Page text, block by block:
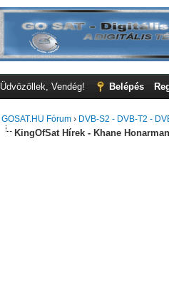
Üdvözöllek, Vendég! Belépés
GOSAT.HU Fórum › DVB-S2 - DVB-T2 -
KingOfSat Hírek - Khane